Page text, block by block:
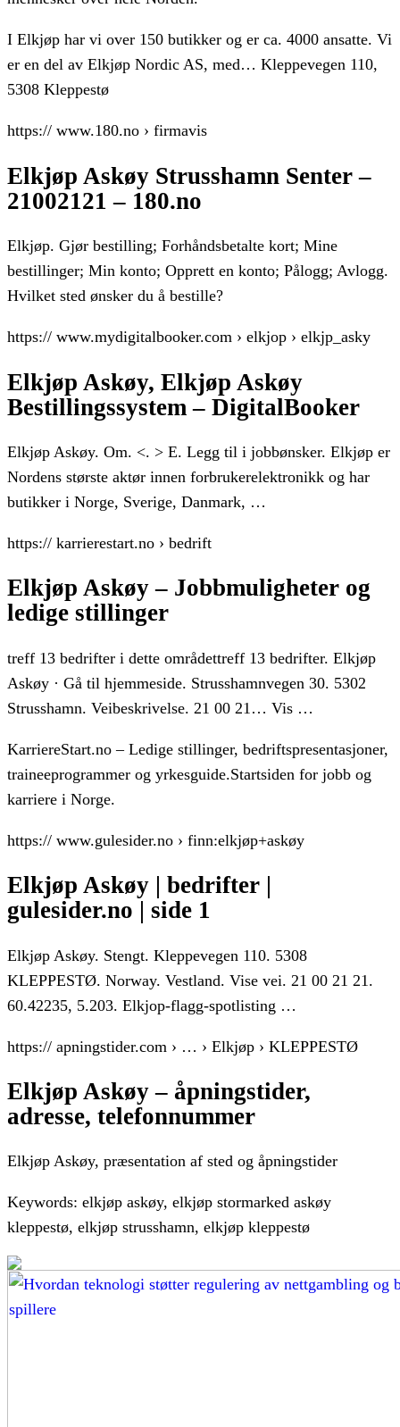
I Elkjøp har vi over 150 butikker og er ca. 4000 ansatte. Vi
er en del av Elkjøp Nordic AS, med… Kleppevegen 110,
5308 Kleppestø
https:// www.180.no › firmavis
Elkjøp Askøy Strusshamn Senter –
21002121 – 180.no
Elkjøp. Gjør bestilling; Forhåndsbetalte kort; Mine
bestillinger; Min konto; Opprett en konto; Pålogg; Avlogg.
Hvilket sted ønsker du å bestille?
https:// www.mydigitalbooker.com › elkjop › elkjp_asky
Elkjøp Askøy, Elkjøp Askøy
Bestillingssystem – DigitalBooker
Elkjøp Askøy. Om. <. > E. Legg til i jobbønsker. Elkjøp er
Nordens største aktør innen forbrukerelektronikk og har
butikker i Norge, Sverige, Danmark, …
https:// karrierestart.no › bedrift
Elkjøp Askøy – Jobbmuligheter og
ledige stillinger
treff 13 bedrifter i dette områdettreff 13 bedrifter. Elkjøp
Askøy · Gå til hjemmeside. Strusshamnvegen 30. 5302
Strusshamn. Veibeskrivelse. 21 00 21… Vis …
KarriereStart.no – Ledige stillinger, bedriftspresentasjoner,
traineeprogrammer og yrkesguide.Startsiden for jobb og
karriere i Norge.
https:// www.gulesider.no › finn:elkjøp+askøy
Elkjøp Askøy | bedrifter |
gulesider.no | side 1
Elkjøp Askøy. Stengt. Kleppevegen 110. 5308
KLEPPESTØ. Norway. Vestland. Vise vei. 21 00 21 21.
60.42235, 5.203. Elkjop-flagg-spotlisting …
https:// apningstider.com › … › Elkjøp › KLEPPESTØ
Elkjøp Askøy – åpningstider,
adresse, telefonnummer
Elkjøp Askøy, præsentation af sted og åpningstider
Keywords: elkjøp askøy, elkjøp stormarked askøy
kleppestø, elkjøp strusshamn, elkjøp kleppestø